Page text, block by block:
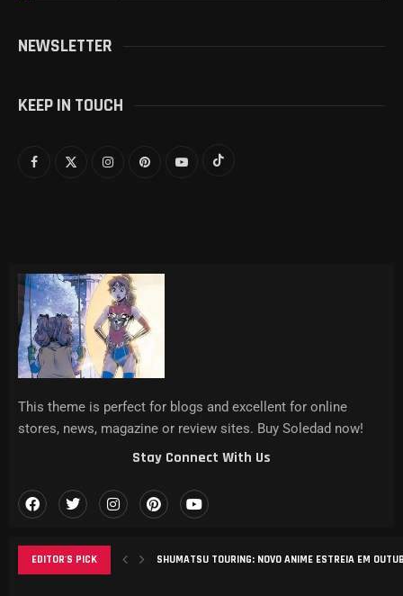
NEWSLETTER
KEEP IN TOUCH
EDITOR'S PICK SHUMATSU TOURING: NOVO ANIME ESTREIA EM
This theme is perfect for blogs and excellent for online
stores, news, magazine or review sites. Buy Soledad now!
Stay Connect With Us